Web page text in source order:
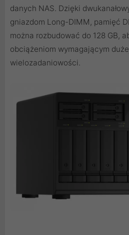
danych NAS. Dzięki
gniazdom Long-DIMM, pamięć
można rozbudować do 128 GB,
obciążeniom wymagającym
wielozadaniowości.